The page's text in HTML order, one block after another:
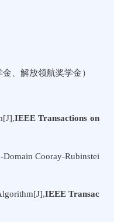
、解放领航奖学金）
IEEE Transactions on
Cooray-Rubinstei
IEEE Transac